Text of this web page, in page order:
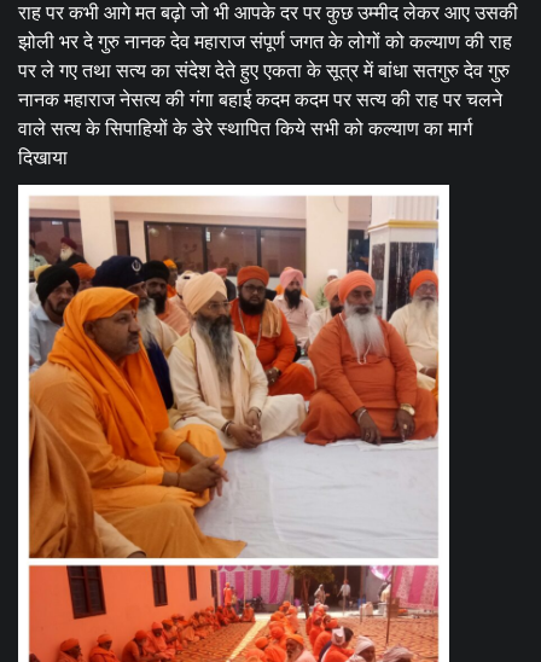
राह पर कभी आगे मत बढ़ो जो भी आपके दर पर कुछ उम्मीद लेकर आए उसकी
झोली भर दे गुरु नानक देव महाराज संपूर्ण जगत के लोगों को कल्याण की राह
पर ले गए तथा सत्य का संदेश देते हुए एकता के सूत्र में बांधा सतगुरु देव गुरु
नानक महाराज नेसत्य की गंगा बहाई कदम कदम पर सत्य की राह पर चलने
वाले सत्य के सिपाहियों के डेरे स्थापित किये सभी को कल्याण का मार्ग
दिखाया